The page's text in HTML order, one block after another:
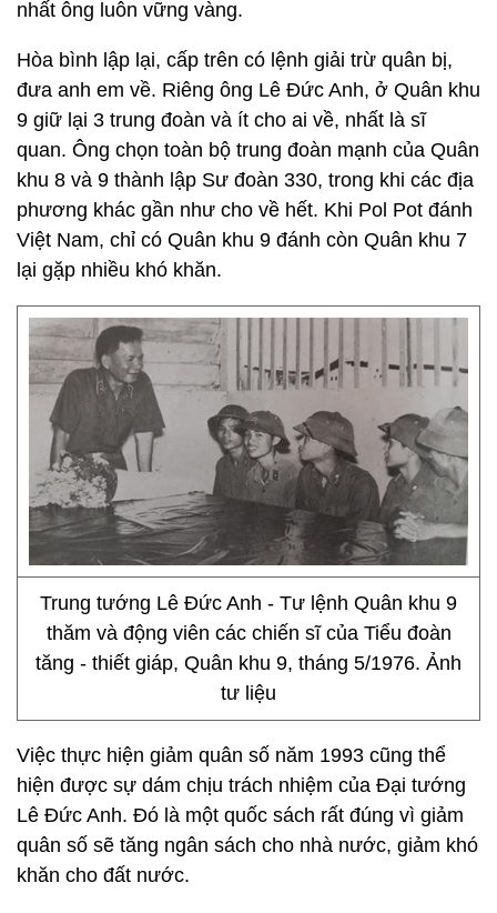
nhất ông luôn vững vàng.
Hòa bình lập lại, cấp trên có lệnh giải trừ quân bị,
đưa anh em về. Riêng ông Lê Đức Anh, ở Quân khu
9 giữ lại 3 trung đoàn và ít cho ai về, nhất là sĩ
quan. Ông chọn toàn bộ trung đoàn mạnh của Quân
khu 8 và 9 thành lập Sư đoàn 330, trong khi các địa
phương khác gần như cho về hết. Khi Pol Pot đánh
Việt Nam, chỉ có Quân khu 9 đánh còn Quân khu 7
lại gặp nhiều khó khăn.
Trung tướng Lê Đức Anh - Tư lệnh Quân khu 9
thăm và động viên các chiến sĩ của Tiểu đoàn
tăng - thiết giáp, Quân khu 9, tháng 5/1976. Ảnh
tư liệu
Việc thực hiện giảm quân số năm 1993 cũng thể
hiện được sự dám chịu trách nhiệm của Đại tướng
Lê Đức Anh. Đó là một quốc sách rất đúng vì giảm
quân số sẽ tăng ngân sách cho nhà nước, giảm khó
khăn cho đất nước.